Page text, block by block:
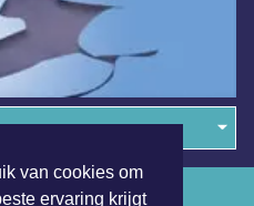
van cookies om
ervaring krijgt